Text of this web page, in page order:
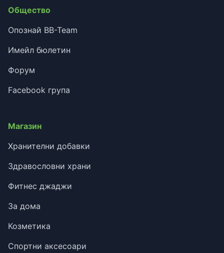
Общество
Опознай BB-Team
Имейл бюлетин
Форум
Facebook група
Магазин
Хранителни добавки
Здравословни храни
Фитнес джаджи
За дома
Козметика
Спортни аксесоари